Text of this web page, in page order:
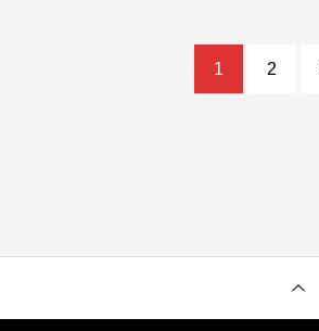
1 2